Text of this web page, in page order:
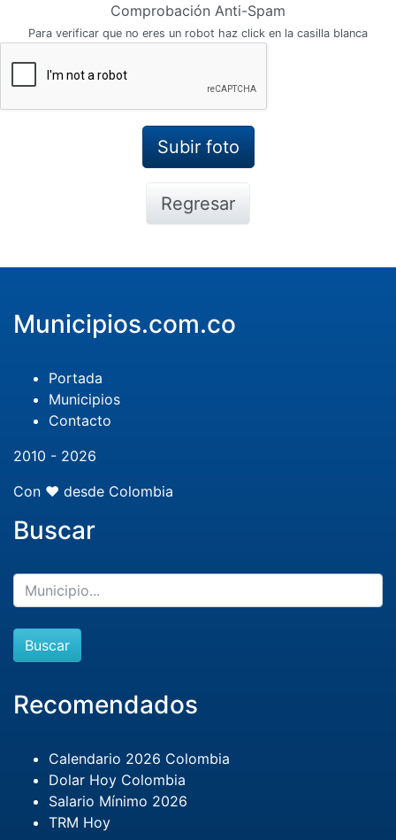
Comprobación Anti-Spam
Para verificar que no eres un robot haz click en la casilla blanca
Regresar
Municipios.com.co
Portada
Municipios
Contacto
2010 - 2026
Con ❤️ desde Colombia
Buscar
Buscar
Recomendados
Calendario 2026 Colombia
Dolar Hoy Colombia
Salario Mínimo 2026
TRM Hoy